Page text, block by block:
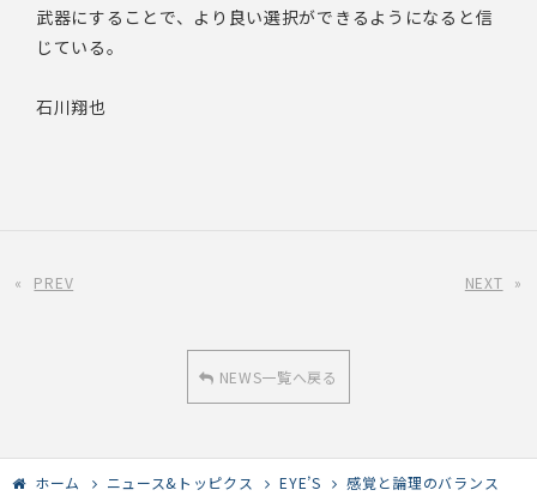
武器にすることで、より良い選択ができるようになると信
じている。
石川翔也
« PREV NEXT »
NEWS一覧へ戻る
ホーム ニュース&トッピクス EYE’S 感覚と論理のバランス